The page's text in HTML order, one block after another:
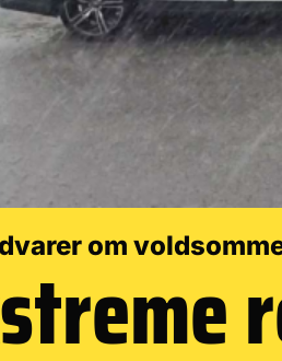
om